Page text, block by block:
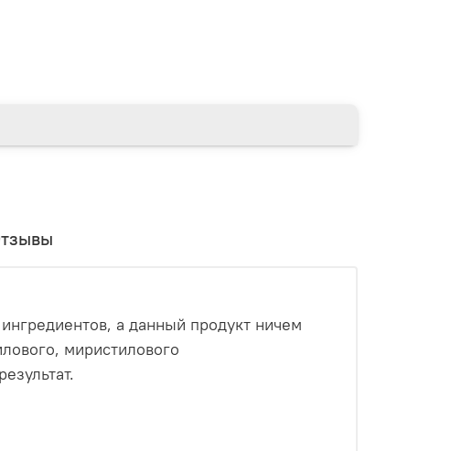
а данный продукт ничем
миристилового